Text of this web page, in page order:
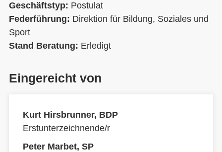
Geschäftstyp: Postulat
Federführung: Direktion für Bildung, Soziales und
Sport
Stand Beratung: Erledigt
Eingereicht von
Kurt Hirsbrunner, BDP
Erstunterzeichnende/r
Peter Marbet, SP